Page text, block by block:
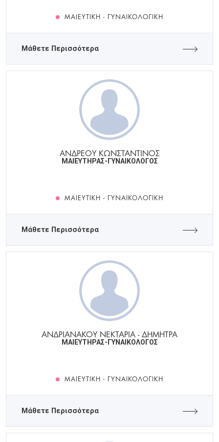
ΜΑΙΕΥΤΙΚΉ - ΓΥΝΑΙΚΟΛΟΓΙΚΉ
Μάθετε Περισσότερα
ΑΝΔΡΕΟΥ ΚΩΝΣΤΑΝΤΙΝΟΣ
ΜΑΙΕΥΤΗΡΑΣ-ΓΥΝΑΙΚΟΛΟΓΟΣ
ΜΑΙΕΥΤΙΚΉ - ΓΥΝΑΙΚΟΛΟΓΙΚΉ
Μάθετε Περισσότερα
ΑΝΔΡΙΑΝΑΚΟΥ ΝΕΚΤΑΡΙΑ - ΔΗΜΗΤΡΑ
ΜΑΙΕΥΤΗΡΑΣ-ΓΥΝΑΙΚΟΛΟΓΟΣ
ΜΑΙΕΥΤΙΚΉ - ΓΥΝΑΙΚΟΛΟΓΙΚΉ
Μάθετε Περισσότερα